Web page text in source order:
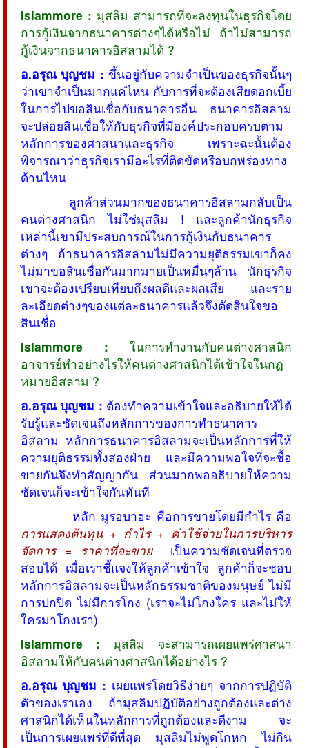
Islammore : มุสลิม สามารถที่จะลงทุนในธุรกิจโดย
การกู้เงินจากธนาคารต่างๆได้หรือไม่ ถ้าไม่สามารถ
กู้เงินจากธนาคารอิสลามได้ ?
อ.อรุณ บุญชม : ขึ้นอยู่กับความจำเป็นของธุรกิจนั้นๆ
ว่าเขาจำเป็นมากแค่ไหน กับการที่จะต้องเสียดอกเบี้ย
ในการไปขอสินเชื่อกับธนาคารอื่น ธนาคารอิสลาม
จะปล่อยสินเชื่อให้กับธุรกิจที่มีองค์ประกอบครบตาม
หลักการของศาสนาและธุรกิจ เพราะฉะนั้นต้อง
พิจารณาว่าธุรกิจเรามีอะไรที่ติดขัดหรือบกพร่องทาง
ด้านไหน
ลูกค้าส่วนมากของธนาคารอิสลามกลับเป็น
คนต่างศาสนิก ไม่ใช่มุสลิม ! และลูกค้านักธุรกิจ
เหล่านี้เขามีประสบการณ์ในการกู้เงินกับธนาคาร
ต่างๆ ถ้าธนาคารอิสลามไม่มีความยุติธรรมเขาก็คง
ไม่มาขอสินเชื่อกันมากมายเป็นหมื่นๆล้าน นักธุรกิจ
เขาจะต้องเปรียบเทียบถึงผลดีและผลเสีย และราย
ละเอียดต่างๆของแต่ละธนาคารแล้วจึงตัดสินใจขอ
สินเชื่อ
Islammore : ในการทำงานกับคนต่างศาสนิก
อาจารย์ทำอย่างไรให้คนต่างศาสนิกได้เข้าใจในกฏ
หมายอิสลาม ?
อ.อรุณ บุญชม : ต้องทำความเข้าใจและอธิบายให้ได้
รับรู้และชัดเจนถึงหลักการของการทำธนาคาร
อิสลาม หลักการธนาคารอิสลามจะเป็นหลักการที่ให้
ความยุติธรรมทั้งสองฝ่าย และมีความพอใจที่จะซื้อ
ขายกันจึงทำสัญญากัน ส่วนมากพออธิบายให้ความ
ชัดเจนก็จะเข้าใจกันทันที
หลัก มูรอบาฮะ คือการขายโดยมีกำไร คือ
การแสดงต้นทุน + กำไร + ค่าใช้จ่ายในการบริหาร
จัดการ = ราคาที่จะขายเป็นความชัดเจนที่ตรวจ
สอบได้ เมื่อเราชี้แจงให้ลูกค้าเข้าใจ ลูกค้าก็จะชอบ
หลักการอิสลามจะเป็นหลักธรรมชาติของมนุษย์ ไม่มี
การปกปิด ไม่มีการโกง (เราจะไม่โกงใคร และไม่ให้
ใครมาโกงเรา)
Islammore : มุสลิม จะสามารถเผยแพร่ศาสนา
อิสลามให้กับคนต่างศาสนิกได้อย่างไร ?
อ.อรุณ บุญชม : เผยแพร่โดยวิธีง่ายๆ จากการปฏิบัติ
ตัวของเราเอง ถ้ามุสลิมปฏิบัติอย่างถูกต้องและต่าง
ศาสนิกได้เห็นในหลักการที่ถูกต้องและดีงาม จะ
เป็นการเผยแพร่ที่ดีที่สุด มุสลิมไม่พูดโกหก ไม่กิน